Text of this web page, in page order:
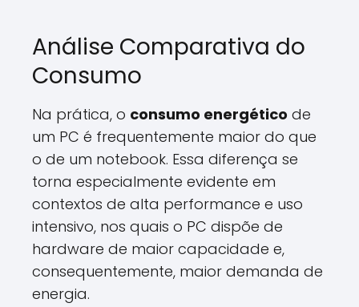
Análise Comparativa do
Consumo
Na prática, o consumo energético de
um PC é frequentemente maior do que
o de um notebook. Essa diferença se
torna especialmente evidente em
contextos de alta performance e uso
intensivo, nos quais o PC dispõe de
hardware de maior capacidade e,
consequentemente, maior demanda de
energia.